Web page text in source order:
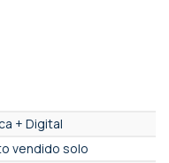
+ Digital
vendido solo